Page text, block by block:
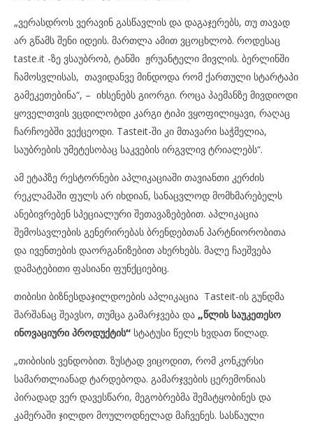
„ვერასდროს ვერავინ გასწავლის და დაგაჯერებს, თუ თავად
არ გწამს შენი იდეის. მართლა ამით ვცოცხლობ. როდესაც
taste.it -ზე ვსაუბრობ, ტანში ჟრუანტელი მივლის. ბერლინში
ჩამოსვლისას, თავიდანვე მინდოდა რომ ქართული სტარტაპი
გამეკეთებინა“, – იხსენებს გიორგი. როცა პაემანზე მივდიოდი
ყოველთვის ვცდილობდი კარგი ტიპი ვყოფილიყავი, რაღაც
ჩარჩოებში ვექცეოდი. Tasteit-ში კი მთავარი საჭმელია,
საუბრების უმეტესობაც საკვების ირგვლივ ტრიალებს“.
ამ ეტაპზე რესტორნები აპლიკაციაში თავიანთი კერძის
რეკლამაში ფულს არ იხდიან, სანაცვლოდ მომხმარებელს
ანებივრებენ სპეციალური შეთავაზებებით. აპლიკაცია
შემოსავლების გენერირებას ბრენდებთან პარტნიორობითა
და ივენთების დაორგანიზებით ახერხებს. მალე ჩაეშვება
დამატებითი ფასიანი ფუნქციებიც.
თიბისი ბიზნესდაჯილდოების აპლიკაცია Tasteit-ის გუნდმა
შარშანაც შეავსო, თუმცა გამარჯვება და „წლის საუკეთესო
ინოვაციური პროდუქტის“ სტატუსი წელს ხვდათ წილად.
„თიბისის ვენდობით. ზუსტად ვიცოდით, რომ კონკურსი
სამართლიანად ტარდებოდა. გამარჯვების ცერემონიას
პირადად ვერ დავესწარი, მეგობრებმა შემატყობინეს და
კამერაში ჯილდო მოულოდნელად მაჩვენეს. სასწაული